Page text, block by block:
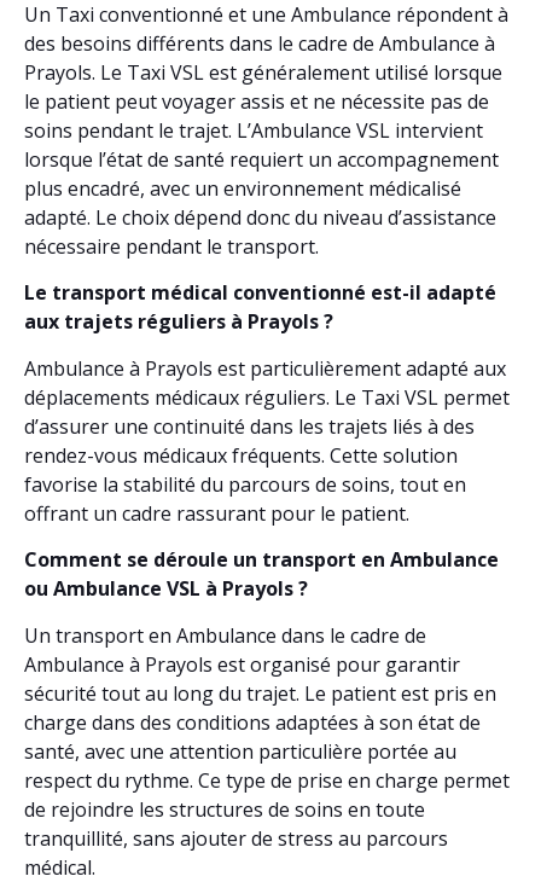
Un Taxi conventionné et une Ambulance répondent à
des besoins différents dans le cadre de Ambulance à
Prayols. Le Taxi VSL est généralement utilisé lorsque
le patient peut voyager assis et ne nécessite pas de
soins pendant le trajet. L’Ambulance VSL intervient
lorsque l’état de santé requiert un accompagnement
plus encadré, avec un environnement médicalisé
adapté. Le choix dépend donc du niveau d’assistance
nécessaire pendant le transport.
Le transport médical conventionné est-il adapté
aux trajets réguliers à Prayols ?
Ambulance à Prayols est particulièrement adapté aux
déplacements médicaux réguliers. Le Taxi VSL permet
d’assurer une continuité dans les trajets liés à des
rendez-vous médicaux fréquents. Cette solution
favorise la stabilité du parcours de soins, tout en
offrant un cadre rassurant pour le patient.
Comment se déroule un transport en Ambulance
ou Ambulance VSL à Prayols ?
Un transport en Ambulance dans le cadre de
Ambulance à Prayols est organisé pour garantir
sécurité tout au long du trajet. Le patient est pris en
charge dans des conditions adaptées à son état de
santé, avec une attention particulière portée au
respect du rythme. Ce type de prise en charge permet
de rejoindre les structures de soins en toute
tranquillité, sans ajouter de stress au parcours
médical.